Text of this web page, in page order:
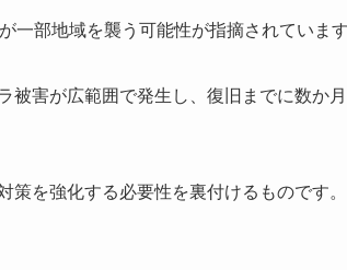
一部地域を襲う可能性が指摘されていま
被害が広範囲で発生し、復旧までに数か
策を強化する必要性を裏付けるものです。